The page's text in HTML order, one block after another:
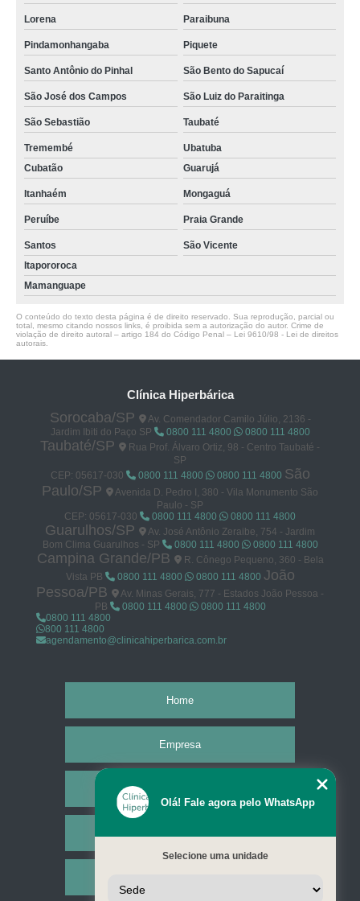
Lorena Paraibuna
Pindamonhangaba Piquete
Santo Antônio do Pinhal São Bento do Sapucaí
São José dos Campos São Luiz do Paraitinga
São Sebastião Taubaté
Tremembé
Ubatuba
Cubatão
Guarujá
Itanhaém Mongaguá
Peruíbe Praia Grande
Santos
São Vicente
Itapororoca
Mamanguape
O conteúdo do texto desta página é de direito reservado. Sua reprodução, parcial ou
total, mesmo citando nossos links, é proibida sem a autorização do autor. Crime de
violação de direito autoral – artigo 184 do Código Penal – Lei 9610/98 - Lei de direitos
autorais
Clínica Hiperbárica
Sorocaba/SP
Av. Comendador Camilo Júlio, 2136 -
Jardim Ibiti do Paço SP
0800 111 4800 0800 111 4800
Taubaté/SP
Rua Prof. Álvaro Ortiz, 98 - Centro Taubaté -
SP
CEP: 05617-030
0800 111 4800 0800 111 4800 São
Paulo/SP
Avenida D. Pedro I, 380 - Vila Monumento São
Paulo - SP
CEP: 05617-030
0800 111 4800 0800 111 4800
Guarulhos/SP
Av. José Antônio Zeraibe, 754 - Jardim
Bom Clima Guarulhos - SP
0800 111 4800 0800 111 4800
Campina Grande/PB
R. Cônego Pequeno, 360 - Bela
Vista PB
0800 111 4800 0800 111 4800 João
Pessoa/PB
Av. Minas Gerais, 777 - Estados João Pessoa -
PB
0800 111 4800
0800 111 4800
0800 111 4800
800 111 4800
agendamento@clinicahiperbarica.com.br
Home
Empresa
Olá! Fale agora pelo WhatsApp
Selecione uma unidade